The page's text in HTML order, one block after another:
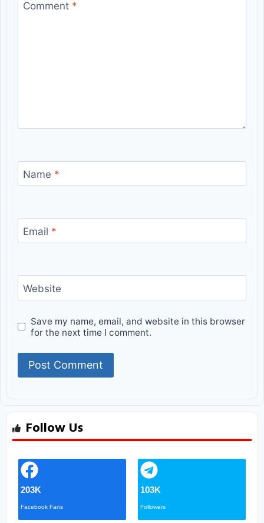
Comment *
Name *
Email *
Website
Save my name, email, and website in this browser
for the next time I comment.
Follow Us
203K
Facebook Fans
103K
Followers